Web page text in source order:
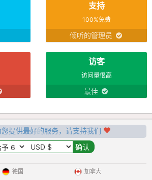
支持
100%免费
倾听的管理员
访客
访问量很高
最佳
提供最好的服务，请支持我们
德国 加拿大